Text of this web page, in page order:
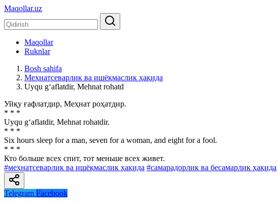
Maqollar.uz
Maqollar
Ruknlar
Bosh sahifa
Меҳнатсеварлик ва ишёқмаслик ҳақида
Uyqu g‘aflatdir, Mehnat rohatd
Уйқу ғафлатдир, Меҳнат роҳатдир.
* * *
Uyqu g‘aflatdir, Mehnat rohatdir.
* * *
Six hours sleep for a man, seven for a woman, and eight for a fool.
* * *
Кто больше всех спит, тот меньше всех живет.
#меҳнатсеварлик ва ишёқмаслик ҳақида #самарадорлик ва бесамарлик ҳақида
Telegram Facebook